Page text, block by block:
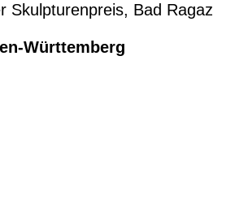
Skulpturenpreis, Bad Ragaz
Württemberg